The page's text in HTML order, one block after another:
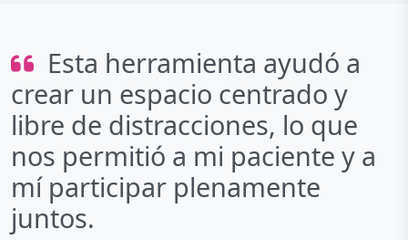
Esta herramienta ayudó a
crear un espacio centrado y
libre de distracciones, lo que
nos permitió a mi paciente y a
mí participar plenamente
juntos.